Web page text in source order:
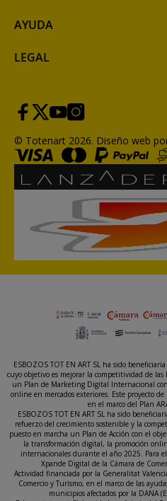
AYUDA
LEGAL
© Totenart 2026. Diseño web
ESBOZOS TOT EN ART SL ha sido
cuyo objetivo es mejorar la competitividad de las
un Plan de Marketing Digital Internacional
online en mercados exteriores. Este proyecto
en el marco del Plan
ESBOZOS TOT EN ART SL ha sido
refuerzo del crecimiento sostenible y la
puesto en marcha un Plan de Acción con el
la transformación digital, la promoción
internacionales durante el año 2025. Para
Xpande Digital de la Cámara de
Actividad financiada por la Generalitat
Comercio y Turismo, en el marco de las
municipios afectados por la DANA